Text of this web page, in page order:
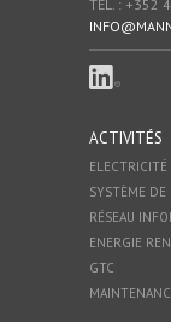
TEL. : +352
ACTIVITÉS
ELECTRICITÉ
SYSTÈME
RÉSEAU
ENERGIE
GTC